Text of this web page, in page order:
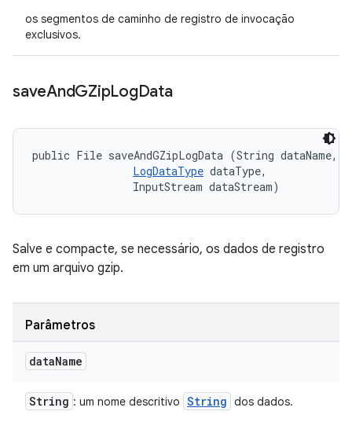
os segmentos de caminho de registro de invocação
exclusivos.
saveAndGZipLogData
public File saveAndGZipLogData (String dataName,
LogDataType dataType,
                InputStream dataStream)
Salve e compacte, se necessário, os dados de registro
em um arquivo gzip.
Parâmetros
dataName
String : um nome descritivo String dos dados.